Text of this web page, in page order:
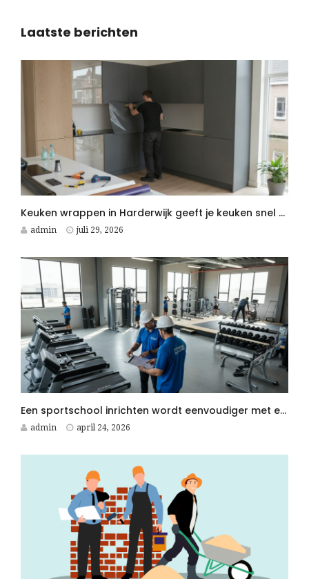
Laatste berichten
Keuken wrappen in Harderwijk geeft je keuken snel een moderne upgrade
admin juli 29, 2026
Een sportschool inrichten wordt eenvoudiger met een Fitness Aannemer aan je zijde
admin april 24, 2026